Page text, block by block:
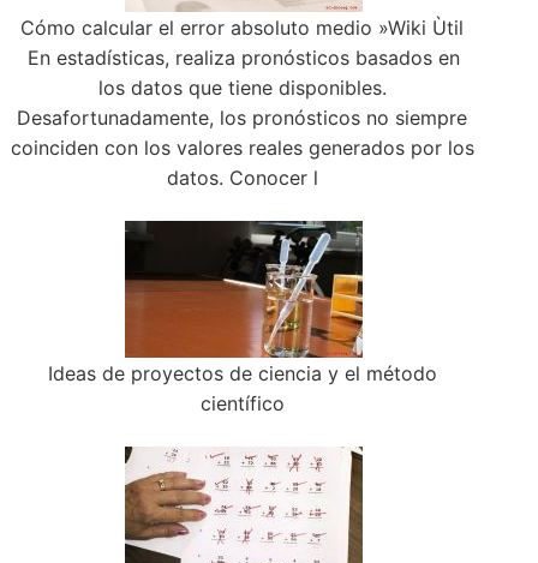
Cómo calcular el error absoluto medio »Wiki Ùtil
En estadísticas, realiza pronósticos basados en
los datos que tiene disponibles.
Desafortunadamente, los pronósticos no siempre
coinciden con los valores reales generados por los
datos. Conocer l
Ideas de proyectos de ciencia y el método
científico